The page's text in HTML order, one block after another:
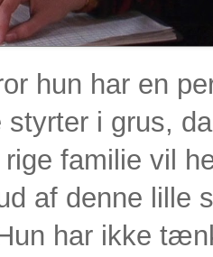
hun har en
styrter i grus,
rige familie vil
af denne lille
har ikke